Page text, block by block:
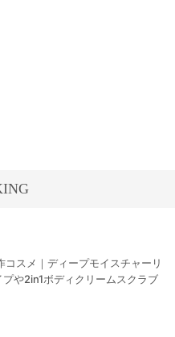
コスメ｜ディープモイスチャーリ
プや2in1ボディクリームスクラブ